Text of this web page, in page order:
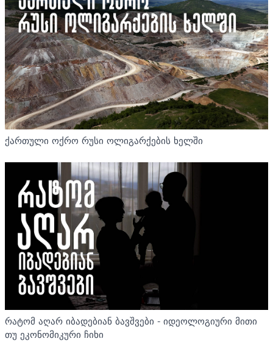
ქართული ოქრო რუსი ოლიგარქების ხელში
რატომ აღარ იბადებიან ბავშვები - იდეოლოგიური მითი
თუ ეკონომიკური ჩიხი